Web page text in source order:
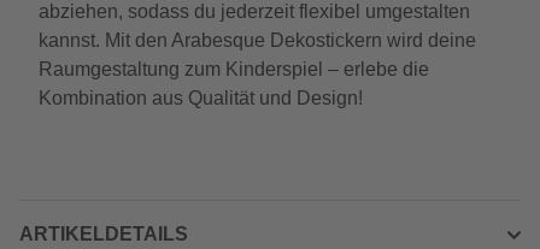
abziehen, sodass du jederzeit flexibel umgestalten
kannst. Mit den Arabesque Dekostickern wird deine
Raumgestaltung zum Kinderspiel – erlebe die
Kombination aus Qualität und Design!
ARTIKELDETAILS